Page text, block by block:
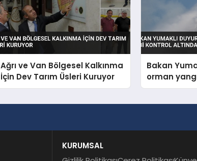
Ağrı ve Van Bölgesel Kalkınma
İçin Dev Tarım Üsleri Kuruyor
Bakan
orman
altında
KURUMSAL